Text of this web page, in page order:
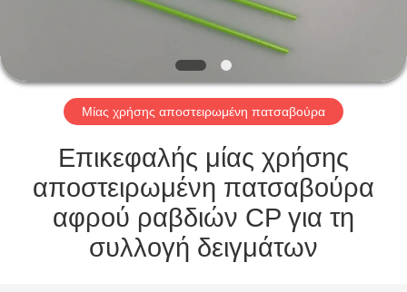
ΕΠΙΣΚΈΨΕΙΣ
ΕΡΓΟΣΤΆΣΙΟ
ΈΛΕΓΧΟΣ
ΠΟΙΌΤΗΤΑΣ
ΕΠΙΚΟΙΝΩΝΉΣΤΕ
Μίας χρήσης αποστειρωμένη πατσαβούρα
Επικεφαλής μίας χρήσης
αποστειρωμένη πατσαβούρα
αφρού ραβδιών CP για τη
συλλογή δειγμάτων